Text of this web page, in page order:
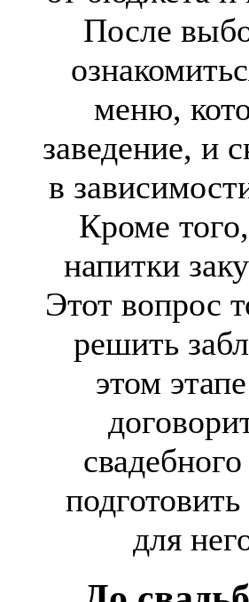
После
меню,
заведение, и
в
Кроме
напитки
Этот вопрос
решить
этом
для